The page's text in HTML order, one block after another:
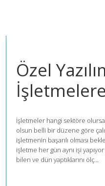
Özel
İşletmeler hangi sektöre
olsun belli bir düzene göre
işletmenin başarılı olması
işletme her gün aynı işi
bilen ve dün yaptıklarını ölç...